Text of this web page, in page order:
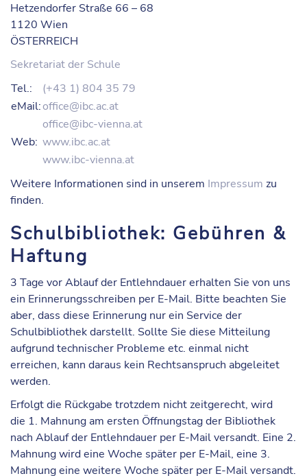
Hetzendorfer Straße 66 – 68
1120 Wien
ÖSTERREICH
Sekretariat der Schule
Tel.:
(+43 1) 804 35 79
eMail:office@ibc.ac.at
office@ibc-vienna.at
Web: www.ibc.ac.at
www.ibc-vienna.at
Weitere Informationen sind in unserem Impressum zu
finden.
Schulbibliothek: Gebühren &
Haftung
3 Tage vor Ablauf der Entlehndauer erhalten Sie von uns
ein Erinnerungsschreiben per E-Mail. Bitte beachten Sie
aber, dass diese Erinnerung nur ein Service der
Schulbibliothek darstellt. Sollte Sie diese Mitteilung
aufgrund technischer Probleme etc. einmal nicht
erreichen, kann daraus kein Rechtsanspruch abgeleitet
werden.
Erfolgt die Rückgabe trotzdem nicht zeitgerecht, wird
die 1. Mahnungam ersten Öffnungstag der Bibliothek
nach Ablauf der Entlehndauer per E-Mail versandt. Eine 2.
Mahnungwird eine Woche später per E-Mail, eine 3.
Mahnungeine weitere Woche später per E-Mail versandt.